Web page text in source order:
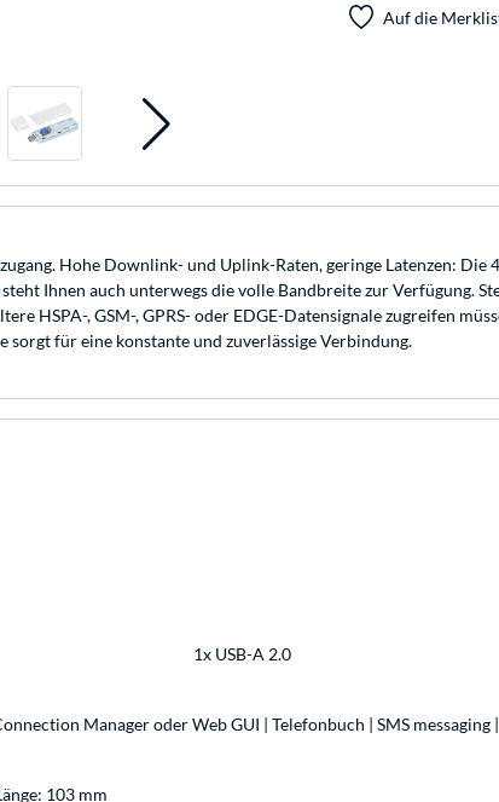
Auf die
Hohe Downlink- und Uplink-Raten, geringe Latenzen:
Ihnen auch unterwegs die volle Bandbreite zur Verfügung.
HSPA-, GSM-, GPRS- oder EDGE-Datensignale zugreifen
für eine konstante und zuverlässige Verbindung.
1x USB-A 2.0
Manager oder Web GUI | Telefonbuch | SMS messaging
103 mm